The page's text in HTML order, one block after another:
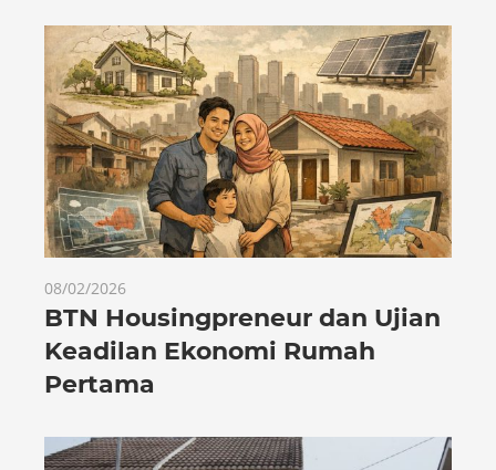
08/02/2026
BTN Housingpreneur dan Ujian
Keadilan Ekonomi Rumah
Pertama